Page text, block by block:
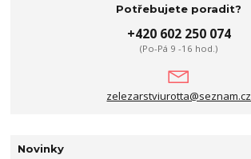
Potřebujete poradit?
+420 602 250 074
(Po-Pá 9 -16 hod.)
zelezarstviurotta@seznam.cz
Novinky